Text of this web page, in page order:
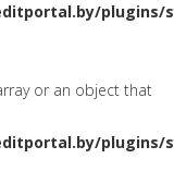
plugins/
or an object that
plugins/